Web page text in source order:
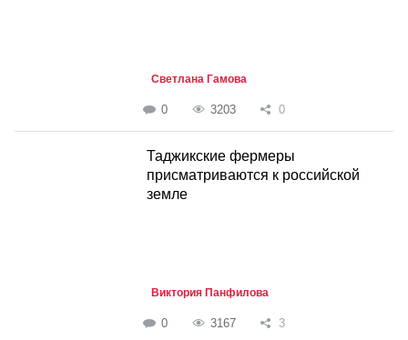
Светлана Гамова
0 3203 0
Таджикские фермеры
присматриваются к российской
земле
Виктория Панфилова
0 3167 3